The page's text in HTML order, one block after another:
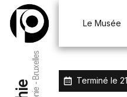
Le Musée
Terminé le